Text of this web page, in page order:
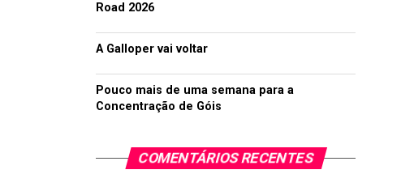
Road 2026
A Galloper vai voltar
Pouco mais de uma semana para a
Concentração de Góis
COMENTÁRIOS RECENTES